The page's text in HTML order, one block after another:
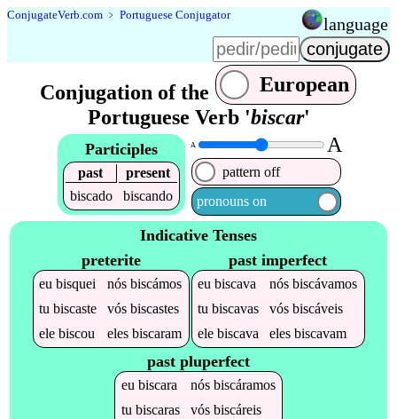
ConjugateVerb.com ﹥ Portuguese Conjugator language
Conjugation of the
European
Portuguese Verb 'biscar'
Participles
past
present
biscado
biscando
A A
pattern off
pronouns on
Indicative Tenses
preterite
eubisquei nósbiscámos
tubiscaste vósbiscastes
elebiscou elesbiscaram
past imperfect
eubiscava nósbiscávamos
tubiscavas vósbiscáveis
elebiscava elesbiscavam
past pluperfect
eu biscara nós biscáramos
tu biscaras vós biscáreis